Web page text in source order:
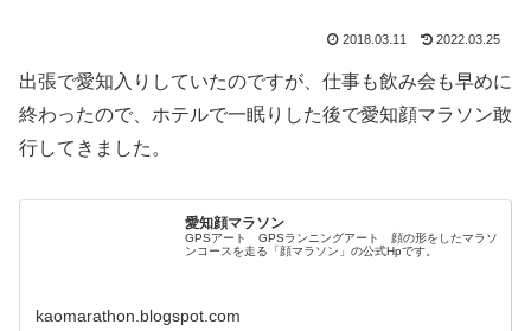
2018.03.11 2022.03.25
出張で愛知入りしていたのですが、仕事も飲み会も早めに
終わったので、ホテルで一眠りした後で愛知顔マラソン敢
行してきました。
愛知顔マラソン
GPSアート GPSランニングアート 顔の形をしたマラソ
ンコースを走る「顔マラソン」の公式Hpです。
kaomarathon.blogspot.com